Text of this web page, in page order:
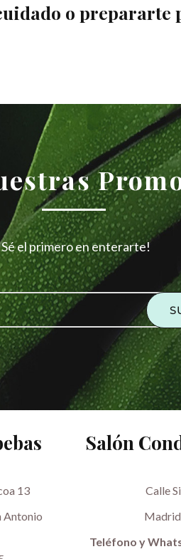
o prepararte
el primero en enterarte!
13
Antonio
Salón
Calle
Teléfono y